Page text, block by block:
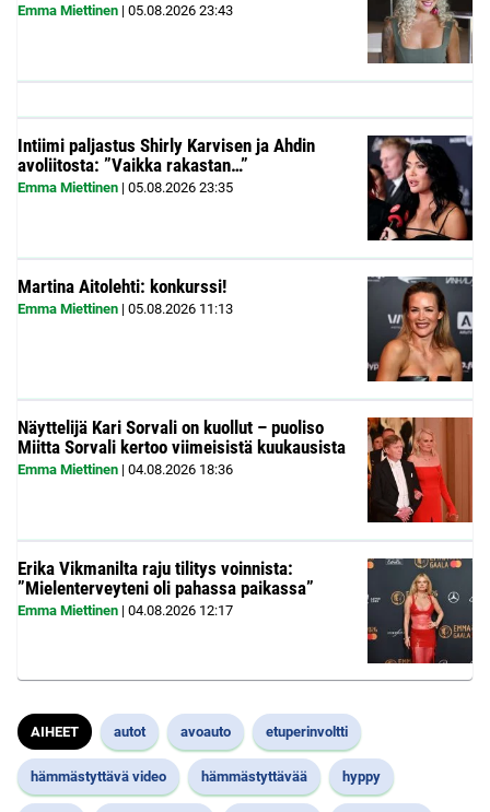
Emma Miettinen | 05.08.2026 23:43
Intiimi paljastus Shirly Karvisen ja Ahdin
avoliitosta: ”Vaikka rakastan…”
Emma Miettinen | 05.08.2026 23:35
Martina Aitolehti: konkurssi!
Emma Miettinen | 05.08.2026 11:13
Näyttelijä Kari Sorvali on kuollut – puoliso
Miitta Sorvali kertoo viimeisistä kuukausista
Emma Miettinen | 04.08.2026 18:36
Erika Vikmanilta raju tilitys voinnista:
”Mielenterveyteni oli pahassa paikassa”
Emma Miettinen | 04.08.2026 12:17
AIHEET autot avoauto etuperinvoltti
hämmästyttävä video hämmästyttävää hyppy